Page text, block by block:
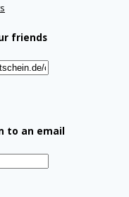
friends
to an email